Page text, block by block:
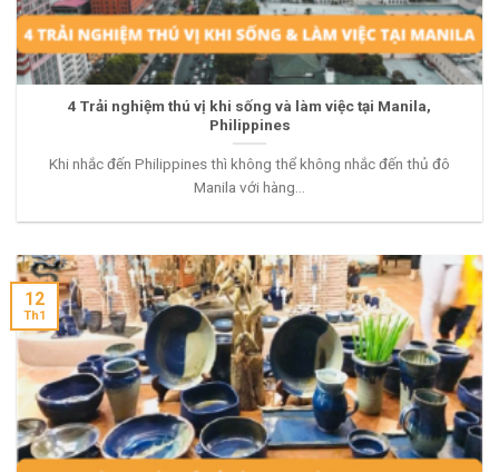
4 Trải nghiệm thú vị khi sống và làm việc tại Manila,
Philippines
Khi nhắc đến Philippines thì không thể không nhắc đến thủ đô
Manila với hàng...
12
Th1